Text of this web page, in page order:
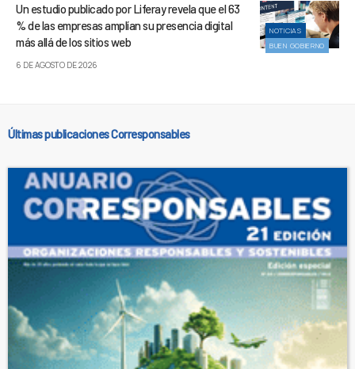
NOTICIAS
BUEN GOBIERNO
Un estudio publicado por Liferay revela que el 63
% de las empresas amplían su presencia digital
más allá de los sitios web
6 DE AGOSTO DE 2026
Últimas publicaciones Corresponsables